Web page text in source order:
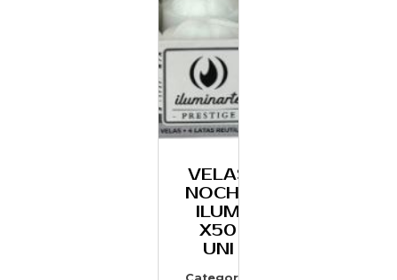
VELAS
NOCHE
ILUM
X50
UNI